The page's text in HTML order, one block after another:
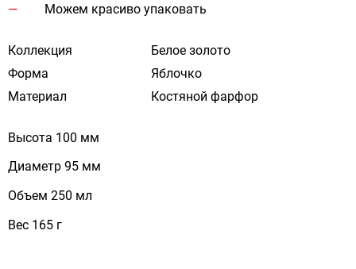
Можем красиво упаковать
Коллекция
Белое золото
Форма
Яблочко
Материал
Костяной фарфор
Высота 100 мм
Диаметр 95 мм
Объем 250 мл
Вес 165 г